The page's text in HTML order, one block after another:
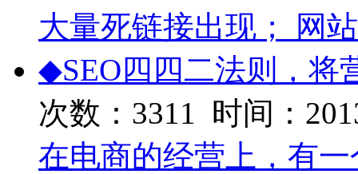
大量死链接出现； 网
◆SEO四四二法则，将
次数：3311 时间：
在电商的经营上，有